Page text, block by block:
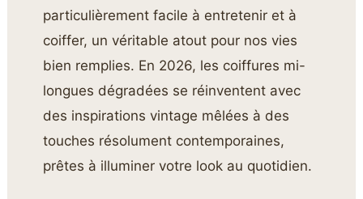
particulièrement facile à entretenir et à
coiffer, un véritable atout pour nos vies
bien remplies. En 2026, les coiffures mi-
longues dégradées se réinventent avec
des inspirations vintage mêlées à des
touches résolument contemporaines,
prêtes à illuminer votre look au quotidien.